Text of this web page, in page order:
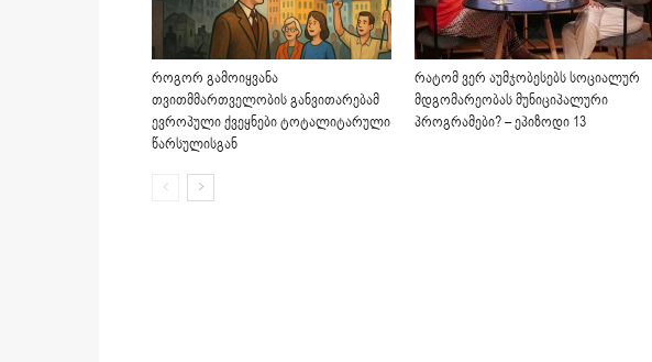
როგორ გამოიყვანა
თვითმმართველობის განვითარებამ
ევროპული ქვეყნები ტოტალიტარული
წარსულისგან
რატომ ვერ აუმჯობესებს სოციალურ
მდგომარეობას მუნიციპალური
პროგრამები? – ეპიზოდი 13